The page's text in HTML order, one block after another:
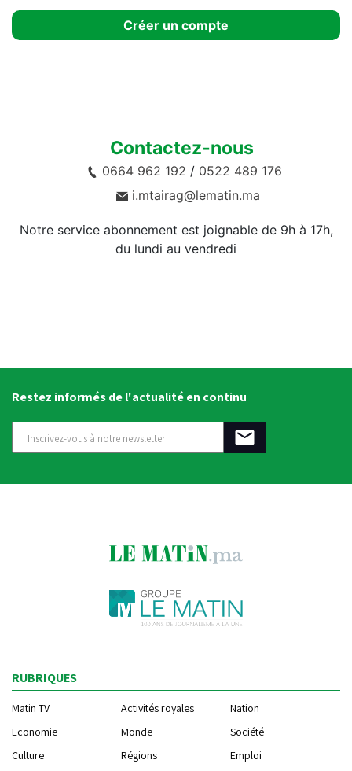
Créer un compte
Contactez-nous
0664 962 192 / 0522 489 176
i.mtairag@lematin.ma
Notre service abonnement est joignable de 9h à 17h,
du lundi au vendredi
Restez informés de l'actualité en continu
RUBRIQUES
Matin TV Activités royales
Nation
Economie
Monde
Société
Culture
Régions
Emploi